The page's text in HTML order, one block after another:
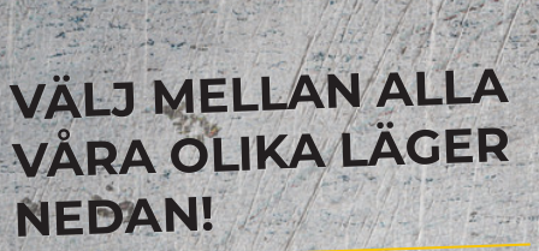
VÄLJ MELLAN ALLA
VÅRA OLIKA LÄGER
NEDAN!